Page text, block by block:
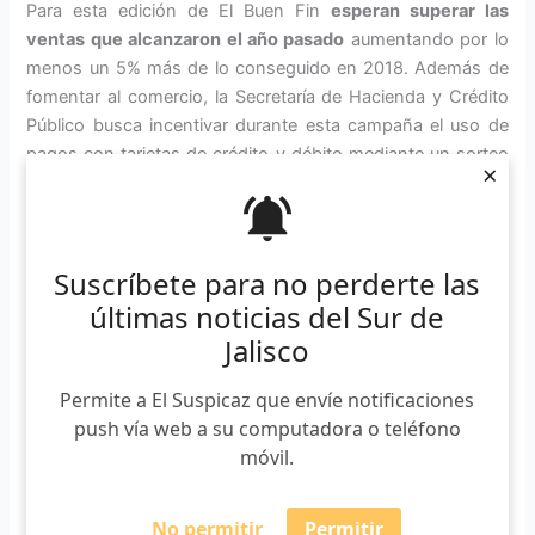
Suscríbete para no perderte las
últimas noticias del Sur de
Jalisco
Permite a El Suspicaz que envíe notificaciones
push vía web a su computadora o teléfono
móvil.
No permitir Permitir
×
Para esta edición de El Buen Fin esperan superar las
ventas que alcanzaron el año pasado aumentando por lo
menos un 5% más de lo conseguido en 2018. Además de
fomentar al comercio, la Secretaría de Hacienda y Crédito
Público busca incentivar durante esta campaña el uso de
pagos con tarjetas de crédito y débito mediante un sorteo
donde todos los consumidores que lleven a cabo sus
compras por el monto mínimo de 250 pesos y máximo de
10 mil pesos, serán acreedores a participar en un sorteo en
el que habrá rembolso por parte del SAT. Serán 500
millones de pesos en premios entre 149 mil ganadores.
Los comercios que desean participar en El Buen Fin
La publicidad comenzará hasta el 1 de noviembre y será
hasta entonces que los consumidores podrán revisar las
Suscríbete a nuestro boletín